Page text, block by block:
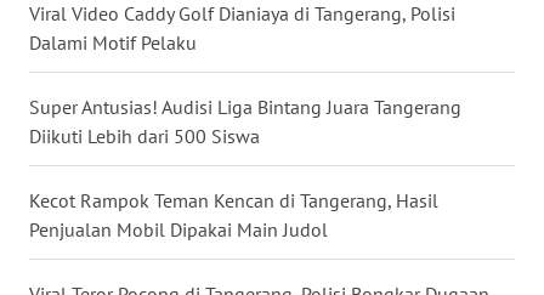
Viral Video Caddy Golf Dianiaya di Tangerang, Polisi
Dalami Motif Pelaku
Super Antusias! Audisi Liga Bintang Juara Tangerang
Diikuti Lebih dari 500 Siswa
Kecot Rampok Teman Kencan di Tangerang, Hasil
Penjualan Mobil Dipakai Main Judol
WN
KALTIM
WN
SULSEL
WN
GORONTALO
WN